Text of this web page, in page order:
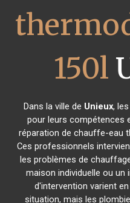
150l
Dans la ville de Unieux,
pour leurs compétences
réparation de chauffe-eau
Ces professionnels
les problèmes de
maison individuelle ou un
d'intervention varient
situation, mais les